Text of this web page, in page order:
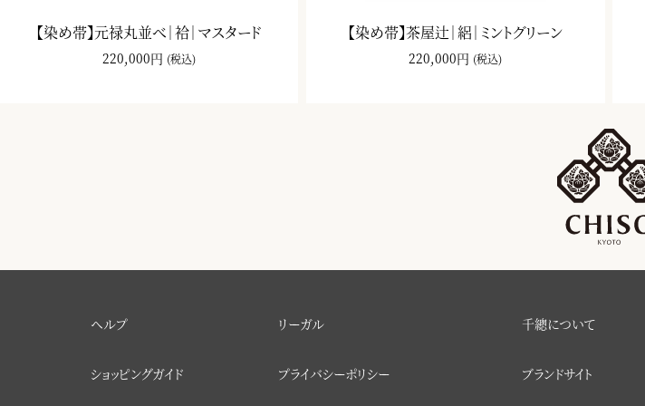
【染め帯】元禄丸並べ｜袷｜マスタード
220,000円 (税込)
【染め帯】茶屋辻｜絽｜ミントグリーン
220,000円 (税込)
ヘルプ
ショッピングガイド
リーガル
プライバシーポリシー
千總について
ブランドサイト